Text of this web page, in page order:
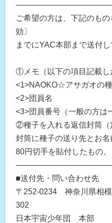
ご希望の方は、下記のも
効〕
までにYAC本部まで送付し
①メモ（以下の項目記載し
<1>NAOKO☆アサガオの
<2>団員名
<3>団員番号（一般の方は
②種子を入れる返信封筒（
封筒に種子の送り先とお名
80円切手を貼付したもの。
■送付先・問い合わせ先
〒252-0234 神奈川県相
302
日本宇宙少年団 本部